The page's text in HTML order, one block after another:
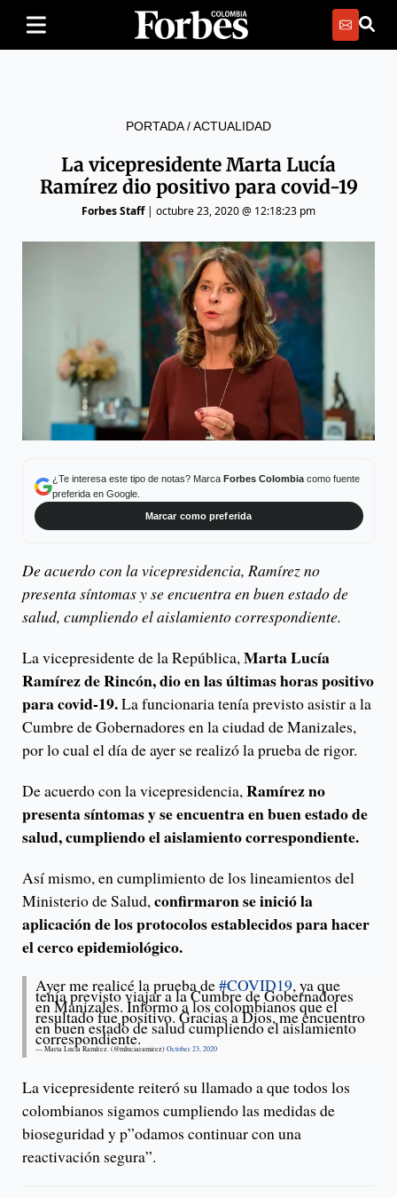
PORTADA/ACTUALIDAD
La vicepresidente Marta Lucía
Ramírez dio positivo para covid-19
Forbes Staff| octubre 23, 2020 @ 12:18:23 pm
¿Te interesa este tipo de notas? Marca Forbes Colombiacomo fuente
preferida en Google.
Marcar como preferida
De acuerdo con la vicepresidencia, Ramírez no
presenta síntomas y se encuentra en buen estado de
salud, cumpliendo el aislamiento correspondiente.
La vicepresidente de la República,Marta Lucía
Ramírez de Rincón, dio en las últimas horas positivo
para covid-19.La funcionaria tenía previsto asistir a la
Cumbre de Gobernadores en la ciudad de Manizales,
por lo cual el día de ayer se realizó la prueba de rigor.
De acuerdo con la vicepresidencia,Ramírez no
presenta síntomas y se encuentra en buen estado de
salud, cumpliendo el aislamiento correspondiente.
Así mismo, en cumplimiento de los lineamientos del
Ministerio de Salud,confirmaron se inició la
aplicación de los protocolos establecidos para hacer
el cerco epidemiológico.
Ayer me realicé la prueba de#COVID19, ya que
tenía previsto viajar a la Cumbre de Gobernadores
en Manizales. Informo a los colombianos que el
resultado fue positivo. Gracias a Dios, me encuentro
en buen estado de salud cumpliendo el aislamiento
correspondiente.
— Marta Lucía Ramírez. (@mluciaramirez) October 23, 2020
La vicepresidente reiteró su llamado a que todos los
colombianos sigamos cumpliendo las medidas de
bioseguridad y p”odamos continuar con una
reactivación segura”.